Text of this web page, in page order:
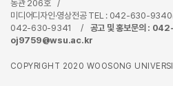
동관 206호
/
미디어디자인·영상전공 TEL : 042-630-
042-630-9341
/
공고 및 홍보문의 :
oj9759@wsu.ac.kr
COPYRIGHT 2020 WOOSONG